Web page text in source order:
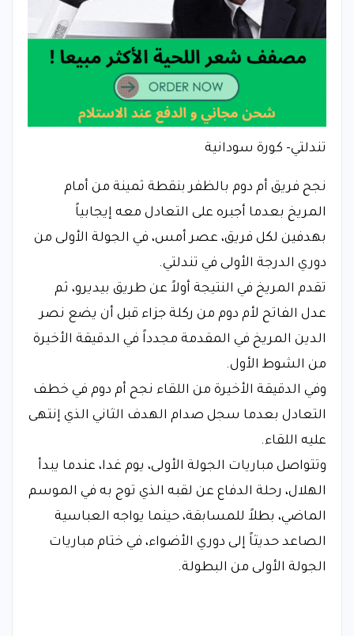
تندلتي- كورة سودانية
نجح فريق أم دوم بالظفر بنقطة ثمينة من أمام
المريخ بعدما أجبره على التعادل معه إيجابياً
بهدفين لكل فريق، عصر أمس، في الجولة الأولى من
دوري الدرجة الأولى في تندلتي.
تقدم المريخ في النتيجة أولاً عن طريق بيديرو، ثم
عدل الفاتح لأم دوم من ركلة جزاء قبل أن يضع نصر
الدين المريخ في المقدمة مجدداً في الدقيقة الأخيرة
من الشوط الأول.
وفي الدقيقة الأخيرة من اللقاء نجح أم دوم في خطف
التعادل بعدما سجل صدام الهدف الثاني الذي إنتهى
عليه اللقاء.
وتتواصل مباريات الجولة الأولى، يوم غدا، عندما يبدأ
الهلال، رحلة الدفاع عن لقبه الذي توج به في الموسم
الماضي، بطلاً للمسابقة، حينما يواجه العباسية
الصاعد حديثاً إلى دوري الأضواء، في ختام مباريات
الجولة الأولى من البطولة.